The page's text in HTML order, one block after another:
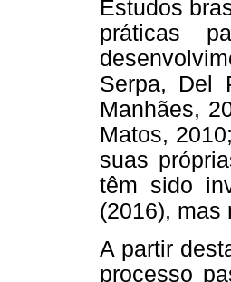
Estudos
práticas
Serpa, Del
Manhães,
Matos,
suas
têm sido
(2016), mas
A partir
processo